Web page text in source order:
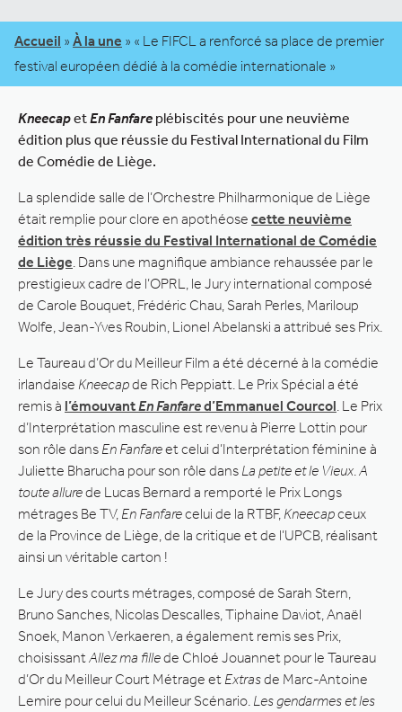
Accueil » À la une » « Le FIFCL a renforcé sa place de premier
festival européen dédié à la comédie internationale »
KneecapetEn Fanfare plébiscités pour une neuvième
édition plus que réussie du Festival International du Film
de Comédie de Liège.
La splendide salle de l’Orchestre Philharmonique de Liège
était remplie pour clore en apothéose cette neuvième
édition très réussie du Festival International de Comédie
de Liège . Dans une magnifique ambiance rehaussée par le
prestigieux cadre de l’OPRL, le Jury international composé
de Carole Bouquet, Frédéric Chau, Sarah Perles, Mariloup
Wolfe, Jean-Yves Roubin, Lionel Abelanski a attribué ses Prix.
Le Taureau d’Or du Meilleur Film a été décerné à la comédie
irlandaise Kneecapde Rich Peppiatt. Le Prix Spécial a été
remis à l’émouvantEn Fanfared’Emmanuel Courcol . Le Prix
d’Interprétation masculine est revenu à Pierre Lottin pour
son rôle dans En Fanfareet celui d’Interprétation féminine à
Juliette Bharucha pour son rôle dans La petite et le Vieux A
toute allurede Lucas Bernard a remporté le Prix Longs
métrages Be TV, En Fanfarecelui de la RTBF, Kneecapceux
de la Province de Liège, de la critique et de l’UPCB, réalisant
ainsi un véritable carton !
Le Jury des courts métrages, composé de Sarah Stern,
Bruno Sanches, Nicolas Descalles, Tiphaine Daviot, Anaël
Snoek, Manon Verkaeren, a également remis ses Prix,
choisissantAllez ma fillede Chloé Jouannet pour le Taureau
d’Or du Meilleur Court Métrage et Extrasde Marc-Antoine
Lemire pour celui du Meilleur Scénario. Les gendarmes et les